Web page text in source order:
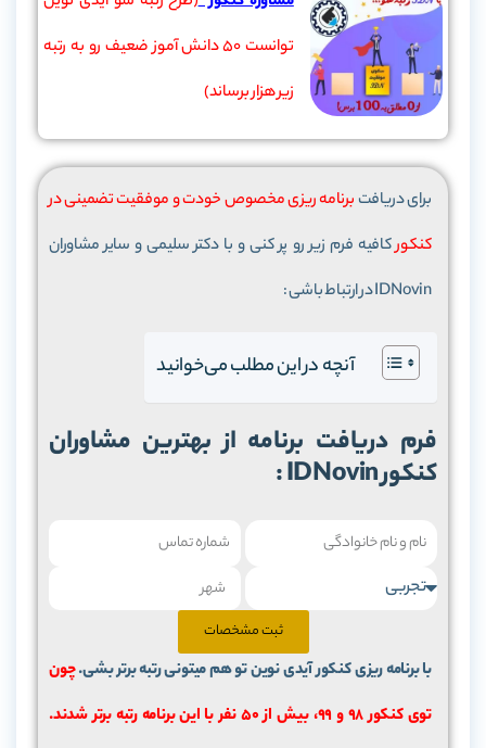
توانست 50 دانش آموز ضعیف رو به رتبه
زیر هزار برساند)
برای دریافتبرنامه ریزی مخصوص خودت و موفقیت تضمینی در
کنکورکافیه فرم زیر رو پر کنی و با دکتر سلیمی و سایر مشاوران
IDNovin در ارتباط باشی :
آنچه در این مطلب می‌خوانید
کنکور IDNovin :
ثبت مشخصات
با برنامه ریزی کنکور آیدی نوین تو هم میتونی رتبه برتر بشی.چون
توی کنکور 98 و 99، بیش از ۵۰ نفر با این برنامه رتبه برتر شدند.